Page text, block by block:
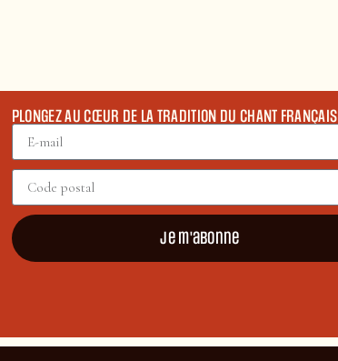
PLONGEZ AU CŒUR DE LA TRADITION DU CHANT FRANÇAIS
Je m'abonne